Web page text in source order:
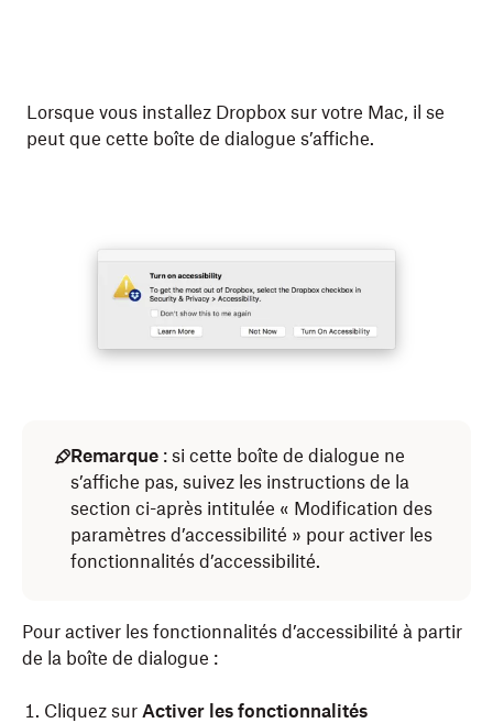
Lorsque vous installez Dropbox sur votre Mac, il se
peut que cette boîte de dialogue s’affiche.
Remarque : si cette boîte de dialogue ne
s’affiche pas, suivez les instructions de la
section ci-après intitulée « Modification des
paramètres d’accessibilité » pour activer les
fonctionnalités d’accessibilité.
Pour activer les fonctionnalités d’accessibilité à partir
de la boîte de dialogue :
Cliquez sur Activer les fonctionnalités